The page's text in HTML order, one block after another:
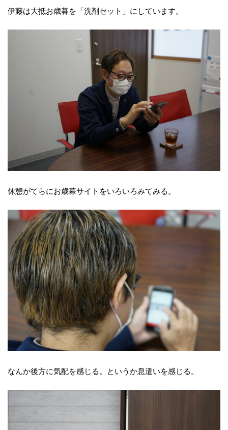
伊藤は大抵お歳暮を「洗剤セット」にしています。
休憩がてらにお歳暮サイトをいろいろみてみる。
なんか後方に気配を感じる。というか息遣いを感じる。